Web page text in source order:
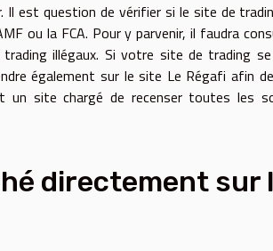
Il est question de vérifier si le site de
ou la FCA. Pour y parvenir, il faudra
illégaux. Si votre site de trading
également sur le site Le Régafi afin
un site chargé de recenser toutes les
directement sur